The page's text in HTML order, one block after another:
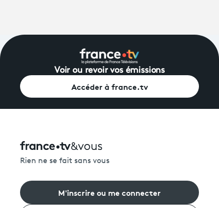
Voir ou revoir vos émissions
Accéder à france.tv
Rien ne se fait sans vous
M'inscrire ou me connecter